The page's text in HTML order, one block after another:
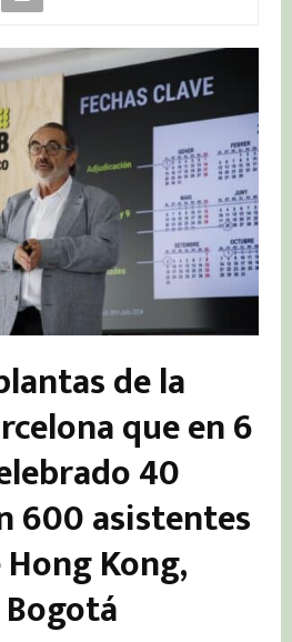
de la
que en 6
40
600 asistentes
Kong,